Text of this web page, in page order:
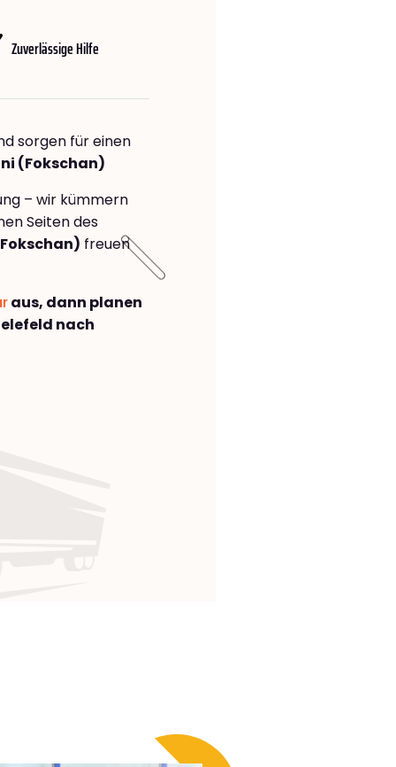
Zuverlässige Hilfe
sorgen für einen
(Fokschan)
– wir kümmern
Seiten des
freuen
aus, dann planen
nach